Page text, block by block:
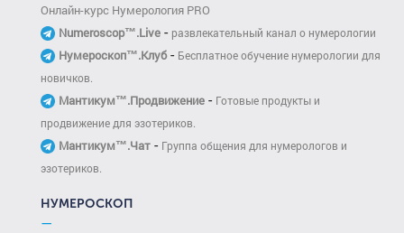
Онлайн-курс Нумерология PRO
Numeroscop™.Live - развлекательный канал о нумерологии
Нумероскоп™.Клуб- Бесплатное обучение нумерологии для
новичков.
Мантикум™.Продвижение - Готовые продукты и
продвижение для эзотериков.
Мантикум™.Чат - Группа общения для нумерологов и
эзотериков.
НУМЕРОСКОП
—